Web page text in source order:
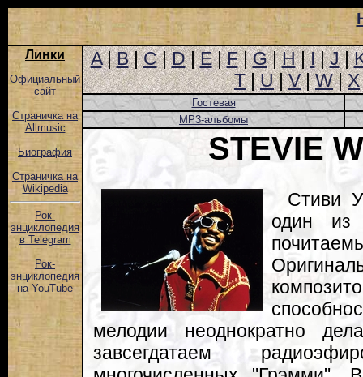
Линки
Официальный
сайт
Страничка на
Allmusic
Биография
Страничка на
Wikipedia
Рок-
энциклопедия
в Telegram
Рок-
энциклопедия
на YouTube
A|B|C|D|E|F|G|H|I|J|
T|U|V|W|X
Гостевая
MP3-альбомы
STEVIE
Стиви
один из
мелодии неоднократно
завсегдатаем